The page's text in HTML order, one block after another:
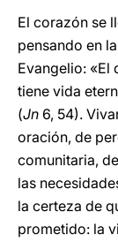
El corazón se
pensando en
Evangelio: «El
tiene vida
(Jn 6, 54).
oración, de
comunitaria,
las
la certeza de
prometido: la